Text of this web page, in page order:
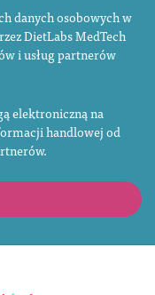
danych osobowych w
DietLabs MedTech
i usług partnerów
elektroniczną na
handlowej od